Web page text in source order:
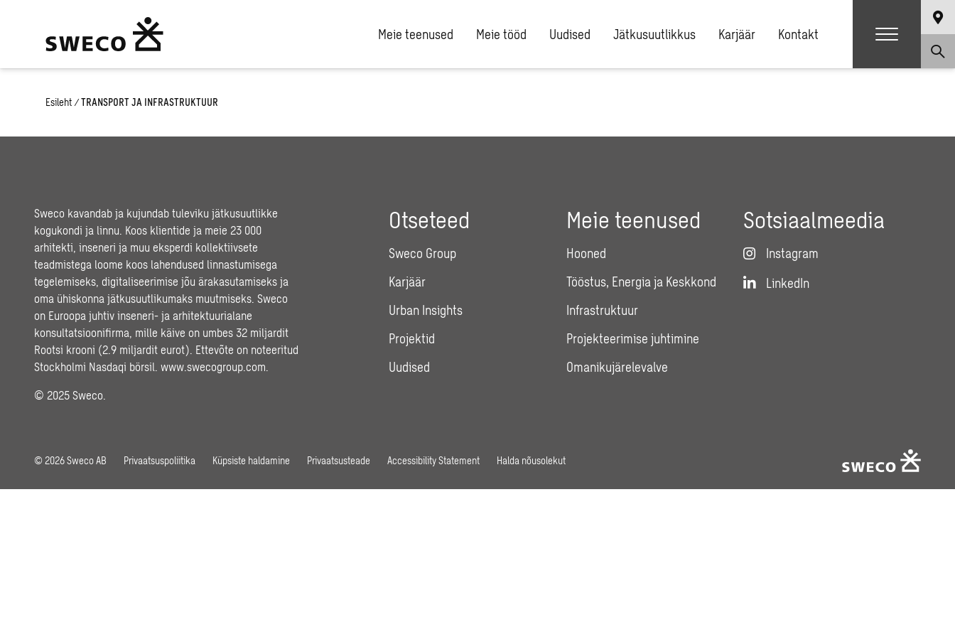
Meie teenused Meie tööd Uudised Jätkusuutlikkus Karjäär Kontakt
Esileht / TRANSPORT JA INFRASTRUKTUUR
Sweco kavandab ja kujundab tuleviku jätkusuutlikke
kogukondi ja linnu. Koos klientide ja meie 23 000
arhitekti, inseneri ja muu eksperdi kollektiivsete
teadmistega loome koos lahendused linnastumisega
tegelemiseks, digitaliseerimise jõu ärakasutamiseks ja
oma ühiskonna jätkusuutlikumaks muutmiseks. Sweco
on Euroopa juhtiv inseneri- ja arhitektuurialane
konsultatsioonifirma, mille käive on umbes 32 miljardit
Rootsi krooni (2.9 miljardit eurot). Ettevõte on noteeritud
Stockholmi Nasdaqi börsil. www.swecogroup.com
© 2025 Sweco.
Otseteed
Sweco Group
Karjäär
Urban Insights
Projektid
Uudised
Meie teenused
Hooned
Tööstus, Energia ja Keskkond
Infrastruktuur
Projekteerimise juhtimine
Omanikujärelevalve
Sotsiaalmeedia
Instagram
LinkedIn
© 2026 Sweco AB Privaatsuspoliitika Küpsiste haldamine Privaatsusteade Accessibility Statement Halda nõusolekut